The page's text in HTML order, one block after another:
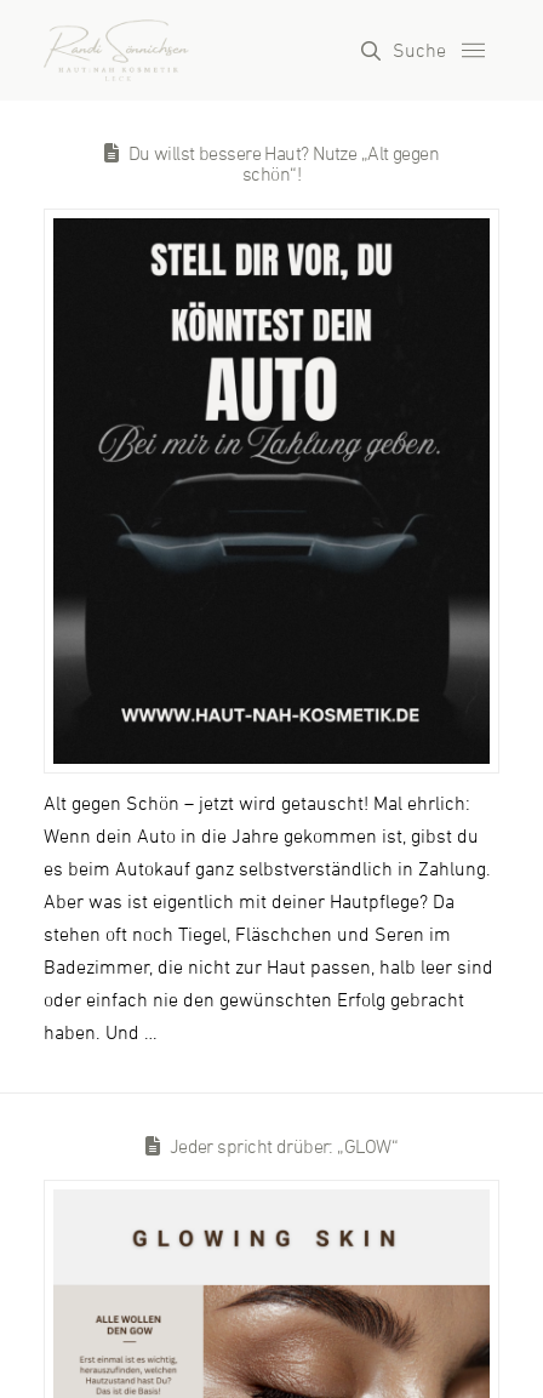
Suche
Du willst bessere Haut? Nutze „Alt gegen
schön“!
Alt gegen Schön – jetzt wird getauscht! Mal ehrlich:
Wenn dein Auto in die Jahre gekommen ist, gibst du
es beim Autokauf ganz selbstverständlich in Zahlung.
Aber was ist eigentlich mit deiner Hautpflege? Da
stehen oft noch Tiegel, Fläschchen und Seren im
Badezimmer, die nicht zur Haut passen, halb leer sind
oder einfach nie den gewünschten Erfolg gebracht
haben. Und …
Jeder spricht drüber: „GLOW“